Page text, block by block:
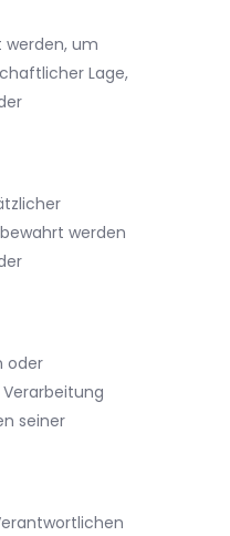
werden, um
Lage,
werden
oder
seiner